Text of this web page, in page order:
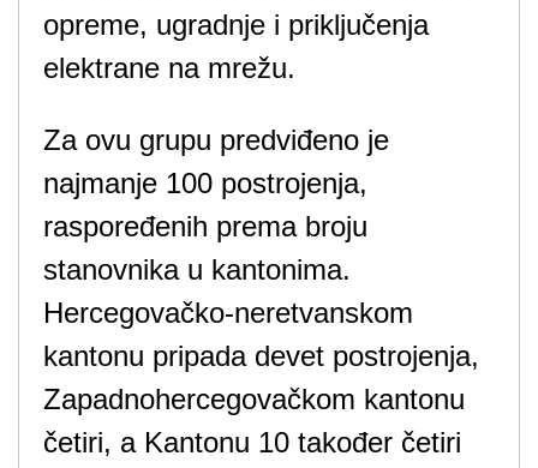
opreme, ugradnje i priključenja
elektrane na mrežu.
Za ovu grupu predviđeno je
najmanje 100 postrojenja,
raspoređenih prema broju
stanovnika u kantonima.
Hercegovačko-neretvanskom
kantonu pripada devet postrojenja,
Zapadnohercegovačkom kantonu
četiri, a Kantonu 10 također četiri